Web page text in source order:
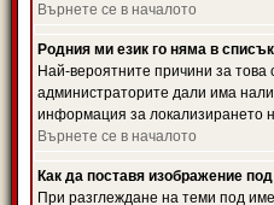
Върнете се в началото
Родния ми език го няма в
Най-вероятните причини за
администраторите дали има
информация за локализирането
Върнете се в началото
Как да поставя изображение
При разглеждане на теми под